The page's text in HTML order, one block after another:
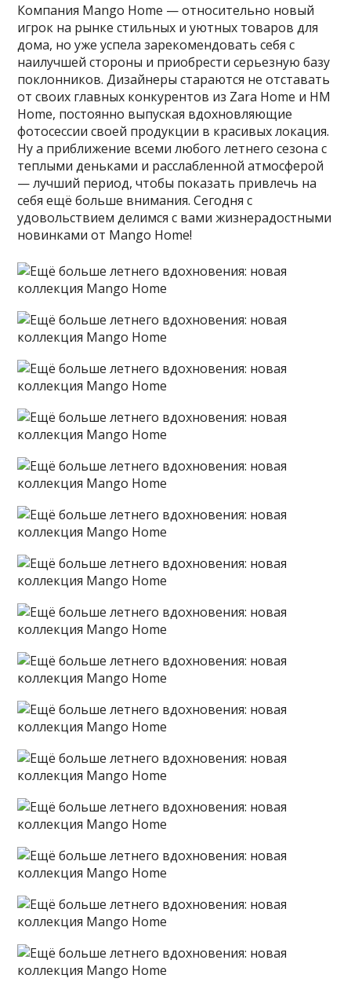
Компания Mango Home — относительно новый
игрок на рынке стильных и уютных товаров для
дома, но уже успела зарекомендовать себя с
наилучшей стороны и приобрести серьезную базу
поклонников. Дизайнеры стараются не отставать
от своих главных конкурентов из Zara Home и HM
Home, постоянно выпуская вдохновляющие
фотосессии своей продукции в красивых локация.
Ну а приближение всеми любого летнего сезона с
теплыми деньками и расслабленной атмосферой
— лучший период, чтобы показать привлечь на
себя ещё больше внимания. Сегодня с
удовольствием делимся с вами жизнерадостными
новинками от Mango Home!